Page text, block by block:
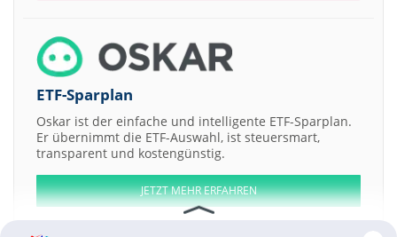
ETF-Sparplan
Oskar ist der einfache und intelligente ETF-Sparplan.
Er übernimmt die ETF-Auswahl, ist steuersmart,
transparent und kostengünstig.
JETZT MEHR ERFAHREN